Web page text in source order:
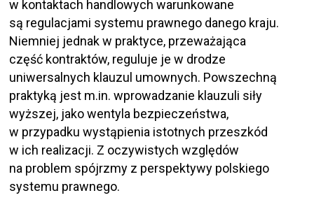
w kontaktach handlowych warunkowane
są regulacjami systemu prawnego danego kraju.
Niemniej jednak w praktyce, przeważająca
część kontraktów, reguluje je w drodze
uniwersalnych klauzul umownych. Powszechną
praktyką jest m.in. wprowadzanie klauzuli siły
wyższej, jako wentyla bezpieczeństwa,
w przypadku wystąpienia istotnych przeszkód
w ich realizacji. Z oczywistych względów
na problem spójrzmy z perspektywy polskiego
systemu prawnego.